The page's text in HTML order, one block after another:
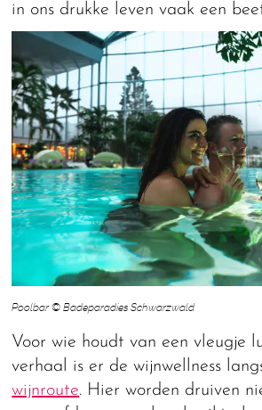
in ons drukke leven vaak een
Poolbar © Badeparadies Schwarzwald
Voor wie houdt van een vleugje
verhaal is er de wijnwellness
wijnroute. Hier worden druiven